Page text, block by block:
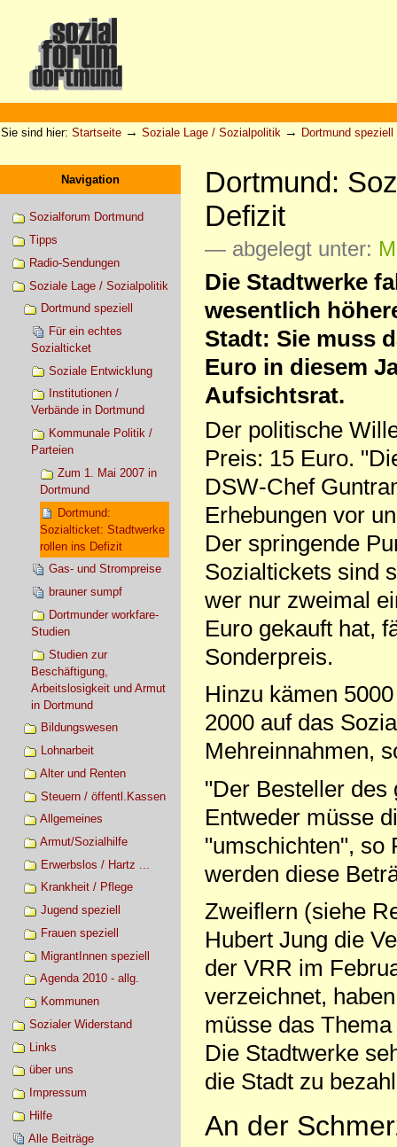
Werkzeuge
Sie sind hier: Startseite → Soziale Lage / Sozialpolitik → Dortmund speziell
Navigation
Sozialforum Dortmund
Tipps
Radio-Sendungen
Soziale Lage / Sozialpolitik
Dortmund speziell
Für ein echtes
Sozialticket
Soziale Entwicklung
Institutionen /
Verbände in Dortmund
Kommunale Politik /
Parteien
Zum 1. Mai 2007 in
Dortmund
Dortmund:
Sozialticket: Stadtwerke
rollen ins Defizit
Gas- und Strompreise
brauner sumpf
Dortmunder workfare-
Studien
Studien zur
Beschäftigung,
Arbeitslosigkeit und Armut
in Dortmund
Bildungswesen
Lohnarbeit
Alter und Renten
Steuern / öffentl.Kassen
Allgemeines
Armut/Sozialhilfe
Erwerbslos / Hartz ...
Krankheit / Pflege
Jugend speziell
Frauen speziell
MigrantInnen speziell
Agenda 2010 - allg.
Kommunen
Sozialer Widerstand
Links
über uns
Impressum
Hilfe
Alle Beiträge
Dortmund:
Defizit
— abgelegt unter:
Die Stadtwerke
wesentlich
Stadt: Sie muss
Euro in diesem
Aufsichtsrat.
Der politische
Preis: 15 Euro.
DSW-Chef
Erhebungen vor
Der springende
Sozialtickets sind
wer nur zweimal
Euro gekauft hat,
Sonderpreis.
Hinzu kämen
2000 auf das
Mehreinnahmen,
"Der Besteller des
Entweder müsse
"umschichten", so
werden diese
Zweiflern (siehe
Hubert Jung die
der VRR im
verzeichnet,
müsse das
Die Stadtwerke
die Stadt zu
An der